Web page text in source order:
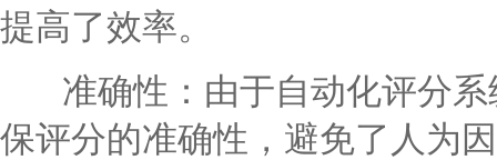
提高了效率。
准确性：由于自动化评分系
保评分的准确性，避免了人为